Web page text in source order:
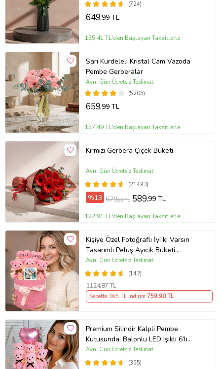
(724)
649,99 TL
135,41 TL'den Başlayan Taksitlerle
Sarı Kurdeleli Kristal Cam Vazoda
Pembe Gerberalar
(5205)
Aynı Gün Ücretsiz Teslimat
659,99 TL
137,49 TL'den Başlayan Taksitlerle
Kırmızı Gerbera Çiçek Buketi
(21493)
Aynı Gün Ücretsiz Teslimat
%13 679,99 TL 589,99 TL
122,91 TL'den Başlayan Taksitlerle
Kişiye Özel Fotoğraflı İyi ki Varsın
Tasarımlı Peluş Ayıcık Buketi
(Pembe)
(142)
Aynı Gün Ücretsiz Teslimat
1124,87 TL
Sepette 365 TL İndirim 759,90 TL
Premium Silindir Kalpli Pembe
Kutusunda, Balonlu LED Işıklı 6’lı
Pembe Ayıcık Buketi Arkadaşa
Sevgiliye Hediye
(355)
Aynı Gün Ücretsiz Teslimat